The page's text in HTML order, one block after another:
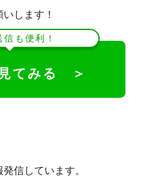
します！
も便利！
てみる ＞
信しています。